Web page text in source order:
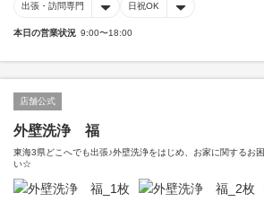
出張・訪問専門 日祝OK
本日の営業状況 9:00〜18:00
店舗公式
外壁洗浄 福
東海3県どこへでも出張♪外壁洗浄をはじめ、お家に関するお
い☆